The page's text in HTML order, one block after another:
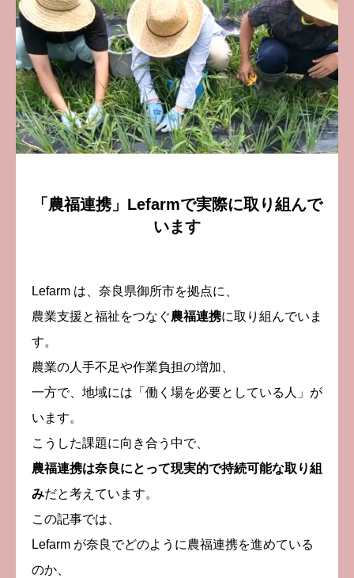
「農福連携」Lefarmで実際に取り組んで
います
Lefarm は、奈良県御所市を拠点に、
農業支援と福祉をつなぐ農福連携に取り組んでいま
す。
農業の人手不足や作業負担の増加、
一方で、地域には「働く場を必要としている人」が
います。
こうした課題に向き合う中で、
農福連携は奈良にとって現実的で持続可能な取り組
みだと考えています。
この記事では、
Lefarm が奈良でどのように農福連携を進めている
のか、
「農福連携」とは？
お知らせ
BLOG
オンラインショップ